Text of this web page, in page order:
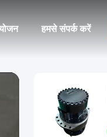
हमसे संपर्क करें